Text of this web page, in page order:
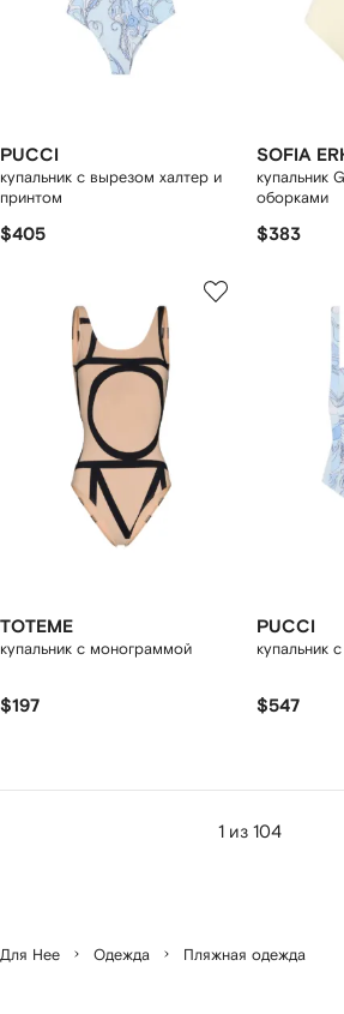
PUCCI
купальник с вырезом халтер и
принтом
$405
SOFIA
купальник
оборками
$383
TOTEME
купальник с монограммой
$197
PUCCI
купальник
$547
1 из 104
Для Нее Одежда Пляжная одежда